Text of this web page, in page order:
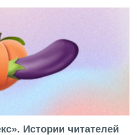
Истории читателей